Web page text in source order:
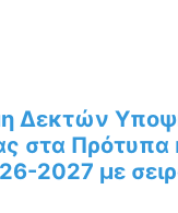
Δεκτών
Πρότυπα
2027 με